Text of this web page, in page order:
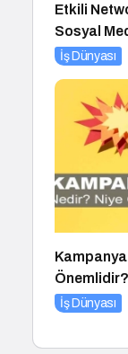
Etkili
Sosyal
Sayım!
İş Dünyası
Kampanya
Nasıl
İş Dünyası